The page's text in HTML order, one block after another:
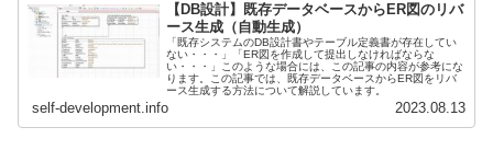
【DB設計】既存データベースからER図のリバ
ース生成（自動生成）
「既存システムのDB設計書やテーブル定義書が存在してい
ない・・・」「ER図を作成して提出しなければならな
い・・・」このような場合には、この記事の内容が参考にな
ります。この記事では、既存データベースからER図をリバ
ース生成する方法について解説しています。
self-development.info 2023.08.13